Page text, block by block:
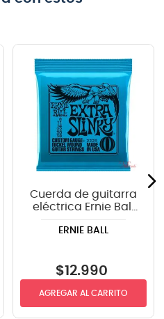
Cuerda de guitarra
eléctrica Ernie Ball
8-38
ERNIE BALL
$12.990
AGREGAR AL CARRITO